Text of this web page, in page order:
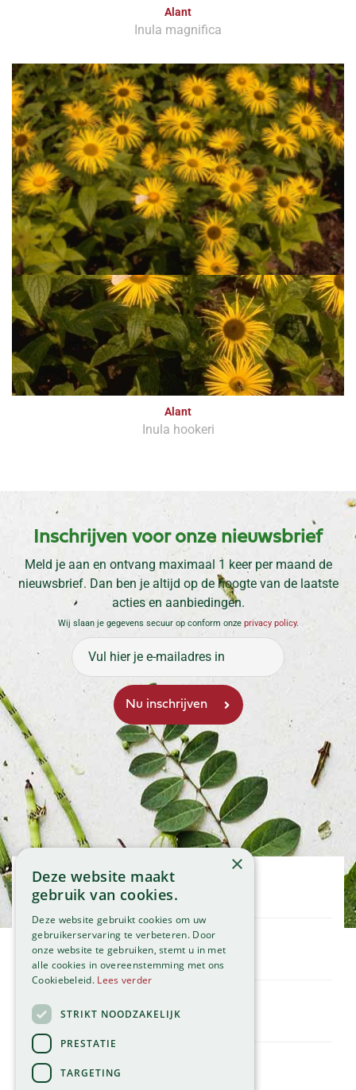
Alant
Inula magnifica
Alant
Inula hookeri
Inschrijven voor onze nieuwsbrief
Meld je aan en ontvang maximaal 1 keer per maand de
nieuwsbrief. Dan ben je altijd op de hoogte van de laatste
acties en aanbiedingen.
Wij slaan je gegevens secuur op conform onze privacy policy.
Openingstijden
Maandag
Dinsdag
Woensdag
Donderdag
Vrijdag
Zaterdag
Zondag
Bekijk onze afwijkende openingstijden >
Klantenservice
Service
Tuincentrum
Contact
Global Garden
Hillegommerdijk 554
2136 KX Zwaanshoek
×
Deze website maakt
gebruik van cookies.
Deze website gebruikt cookies om uw
gebruikerservaring te verbeteren. Door
onze website te gebruiken, stemt u in met
alle cookies in overeenstemming met ons
Cookiebeleid. Lees verder
STRIKT NOODZAKELIJK
PRESTATIE
TARGETING